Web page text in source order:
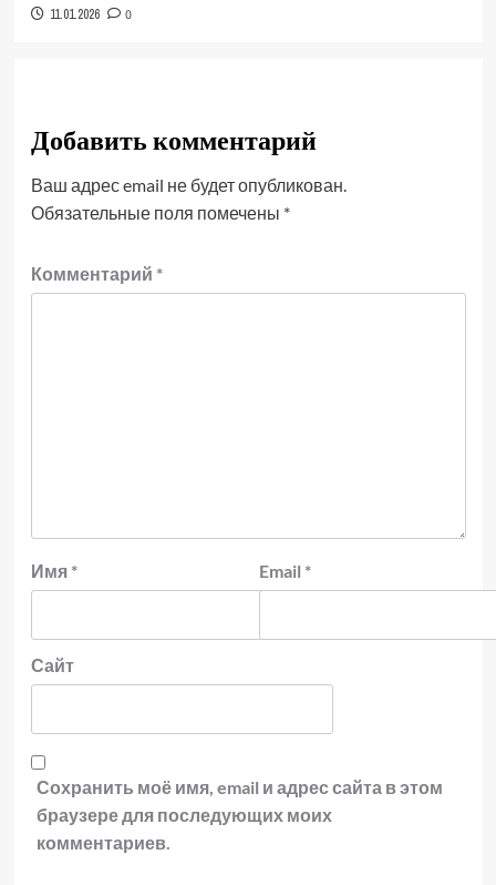
11.01.2026 0
Добавить комментарий
Ваш адрес email не будет опубликован.
Обязательные поля помечены *
Комментарий *
Имя * Email *
Сайт
Сохранить моё имя, email и адрес сайта в этом
браузере для последующих моих
комментариев.